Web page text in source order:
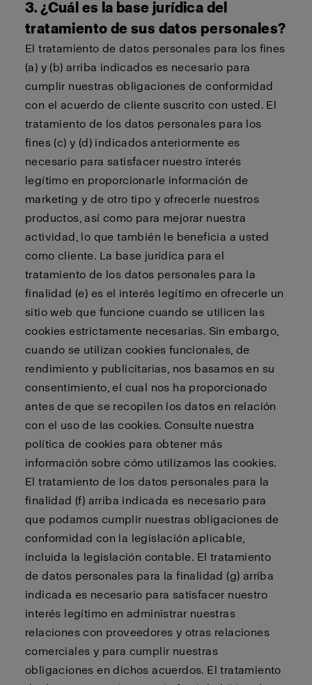
3. ¿Cuál es la base jurídica del
tratamiento de sus datos personales?
El tratamiento de datos personales para los fines
(a) y (b) arriba indicados es necesario para
cumplir nuestras obligaciones de conformidad
con el acuerdo de cliente suscrito con usted. El
tratamiento de los datos personales para los
fines (c) y (d) indicados anteriormente es
necesario para satisfacer nuestro interés
legítimo en proporcionarle información de
marketing y de otro tipo y ofrecerle nuestros
productos, así como para mejorar nuestra
actividad, lo que también le beneficia a usted
como cliente. La base jurídica para el
tratamiento de los datos personales para la
finalidad (e) es el interés legítimo en ofrecerle un
sitio web que funcione cuando se utilicen las
cookies estrictamente necesarias. Sin embargo,
cuando se utilizan cookies funcionales, de
rendimiento y publicitarias, nos basamos en su
consentimiento, el cual nos ha proporcionado
antes de que se recopilen los datos en relación
con el uso de las cookies. Consulte nuestra
política de cookies para obtener más
información sobre cómo utilizamos las cookies.
El tratamiento de los datos personales para la
finalidad (f) arriba indicada es necesario para
que podamos cumplir nuestras obligaciones de
conformidad con la legislación aplicable,
incluida la legislación contable. El tratamiento
de datos personales para la finalidad (g) arriba
indicada es necesario para satisfacer nuestro
interés legítimo en administrar nuestras
relaciones con proveedores y otras relaciones
comerciales y para cumplir nuestras
obligaciones en dichos acuerdos. El tratamiento